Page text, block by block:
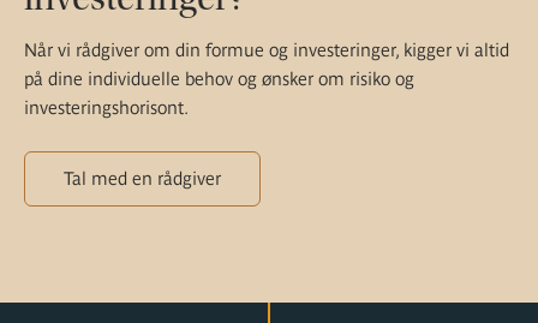
Når vi rådgiver om din formue og investeringer, kigger vi altid
på dine individuelle behov og ønsker om risiko og
investeringshorisont.
Tal med en rådgiver